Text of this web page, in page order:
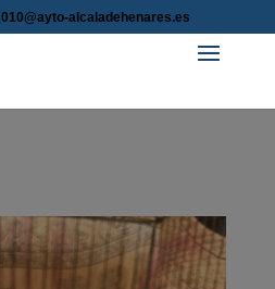
010@ayto-alcaladehenares.es